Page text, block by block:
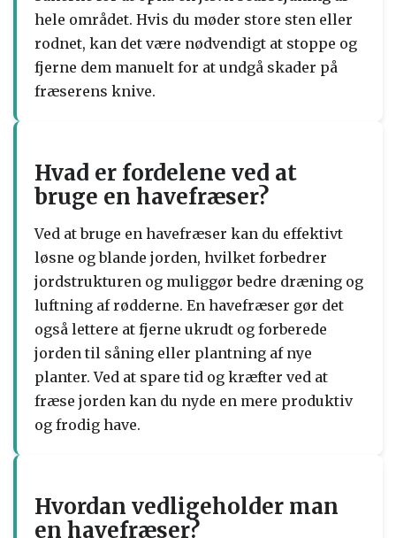
hele området. Hvis du møder store sten eller
rodnet, kan det være nødvendigt at stoppe og
fjerne dem manuelt for at undgå skader på
fræserens knive.
Hvad er fordelene ved at
bruge en havefræser?
Ved at bruge en havefræser kan du effektivt
løsne og blande jorden, hvilket forbedrer
jordstrukturen og muliggør bedre dræning og
luftning af rødderne. En havefræser gør det
også lettere at fjerne ukrudt og forberede
jorden til såning eller plantning af nye
planter. Ved at spare tid og kræfter ved at
fræse jorden kan du nyde en mere produktiv
og frodig have.
Hvordan vedligeholder man
en havefræser?